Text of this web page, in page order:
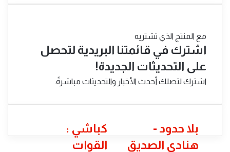
مع المنتج الذي تشتريه
اشترك في قائمتنا البريدية لتحصل
على التحديثات الجديدة!
اشترك لتصلك أحدث الأخبار والتحديثات مباشرةً.
كباشي
:
القوات
كباشي :
القوات
بلا
حدود
-
بلا حدود -
هنادي الصديق